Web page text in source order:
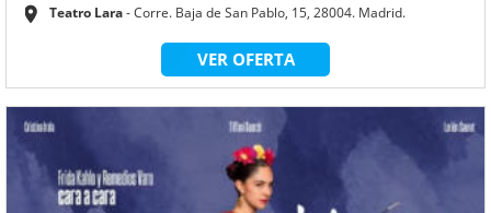
Teatro Lara Corre. Baja de San Pablo, 15, 28004. Madrid.
VER OFERTA